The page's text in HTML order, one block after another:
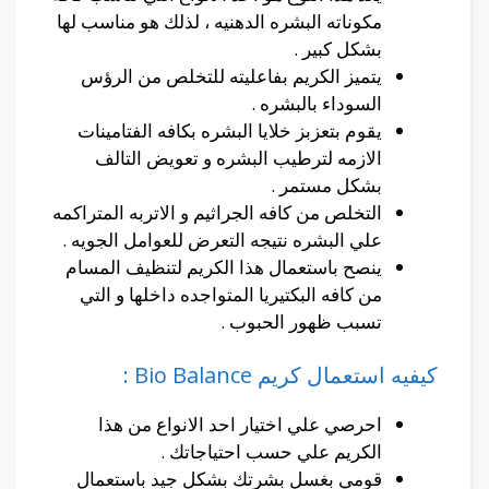
مكوناته البشره الدهنيه ، لذلك هو مناسب لها
بشكل كبير .
يتميز الكريم بفاعليته للتخلص من الرؤس
السوداء بالبشره .
يقوم بتعزبز خلايا البشره بكافه الفتامينات
الازمه لترطيب البشره و تعويض التالف
بشكل مستمر .
التخلص من كافه الجراثيم و الاتربه المتراكمه
علي البشره نتيجه التعرض للعوامل الجويه .
ينصح باستعمال هذا الكريم لتنظيف المسام
من كافه البكتيريا المتواجده داخلها و التي
تسبب ظهور الحبوب .
كيفيه استعمال كريم Bio Balance :
احرصي علي اختيار احد الانواع من هذا
الكريم علي حسب احتياجاتك .
قومي بغسل بشرتك بشكل جيد باستعمال